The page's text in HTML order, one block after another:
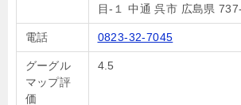
目-１ 中通 呉市 広島県
電話 0823-32-7045
グーグル
マップ評
価
4.5